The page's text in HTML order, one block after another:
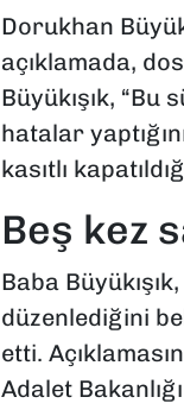
Dorukhan
açıklamada,
Büyükışık,
hatalar
kasıtlı
Beş kez
Baba
düzenlediğini
etti.
Adalet